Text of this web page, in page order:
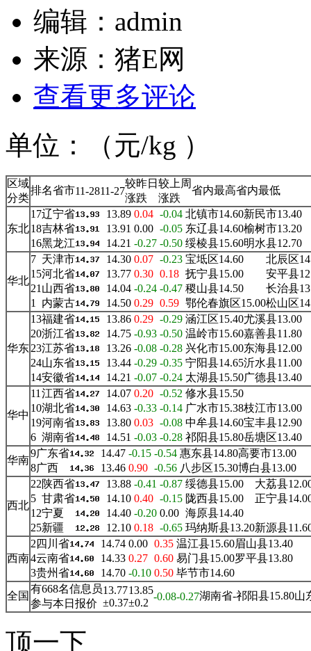
编辑： admin
来源： 猪E网
查看更多评论
单位：（元/kg ）
区域
分类
排名省市11-2811-27
较昨日
涨跌
较上周
涨跌
省内最高省内最低
东北
17辽宁省 13.89 0.04 -0.04 北镇市14.60新民市13.40
18吉林省 13.91 0.00 -0.05 东辽县14.60榆树市13.20
16黑龙江 14.21 -0.27 -0.50 绥棱县15.60明水县12.70
华北
7 天津市 14.30 0.07 -0.23 宝坻区14.60
北辰区
15河北省 13.77 0.30 0.18 抚宁县15.00
安平县
21 山西省 14.04 -0.24 -0.47 稷山县14.50
长治县
1
内蒙古 14.50 0.29 0.59 鄂伦春旗区15.00松山区
华东
13福建省 13.86 0.29 -0.29 涵江区15.40尤溪县13.00
20浙江省 14.75 -0.93 -0.50 温岭市15.60嘉善县11.80
23江苏省 13.26 -0.08 -0.28 兴化市15.00东海县12.00
24山东省 13.44 -0.29 -0.35 宁阳县14.65沂水县11.00
14安徽省 14.21 -0.07 -0.24 太湖县15.50广德县13.40
华中
11 江西省 14.07 0.20 -0.52 修水县15.50
10湖北省 14.63 -0.33 -0.14 广水市15.38枝江市13.00
19河南省 13.80 0.03 -0.08 中牟县14.60宝丰县12.90
6 湖南省 14.51 -0.03 -0.28 祁阳县15.80岳塘区13.40
华南
9广东省 14.47 -0.15 -0.54 惠东县14.80高要市13.00
8广西 13.46 0.90 -0.56 八步区15.30博白县13.00
西北
22陕西省 13.88 -0.41 -0.87 绥德县15.00
大荔县
5 甘肃省 14.10 0.40 -0.15 陇西县15.00
正宁县
12宁夏 14.40 -0.20 0.00 海原县14.40
25新疆 12.10 0.18 -0.65 玛纳斯县13.20新源县
西南
2 四川省 14.74 0.00 0.35 温江县15.60眉山县13.40
4云南省 14.33 0.27 0.60 易门县15.00罗平县13.80
3贵州省 14.70 -0.10 0.50 毕节市14.60
全国
有668名信息员
参与本日报价
13.77
±0.37
13.85
±0.2
-0.08-0.27湖南省-祁阳县15.80山
顶一下